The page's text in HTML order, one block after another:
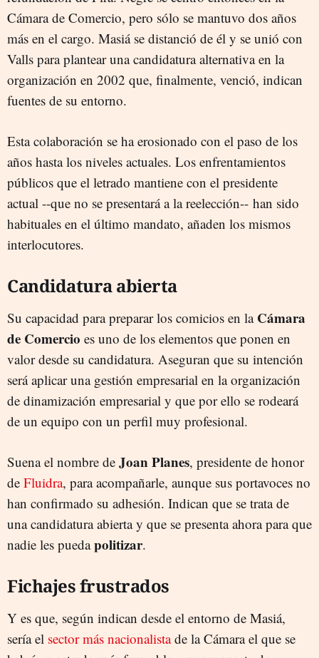
Cámara de Comercio, pero sólo se mantuvo dos años
más en el cargo. Masiá se distanció de él y se unió con
Valls para plantear una candidatura alternativa en la
organización en 2002 que, finalmente, venció, indican
fuentes de su entorno.
Esta colaboración se ha erosionado con el paso de los
años hasta los niveles actuales. Los enfrentamientos
públicos que el letrado mantiene con el presidente
actual --que no se presentará a la reelección-- han sido
habituales en el último mandato, añaden los mismos
interlocutores.
Candidatura abierta
Su capacidad para preparar los comicios en la Cámara
de Comercio es uno de los elementos que ponen en
valor desde su candidatura. Aseguran que su intención
será aplicar una gestión empresarial en la organización
de dinamización empresarial y que por ello se rodeará
de un equipo con un perfil muy profesional.
Suena el nombre de Joan Planes, presidente de honor
de Fluidra, para acompañarle, aunque sus portavoces no
han confirmado su adhesión. Indican que se trata de
una candidatura abierta y que se presenta ahora para que
nadie les puedapolitizar.
Fichajes frustrados
Y es que, según indican desde el entorno de Masiá,
sería el sector más nacionalistade la Cámara el que se